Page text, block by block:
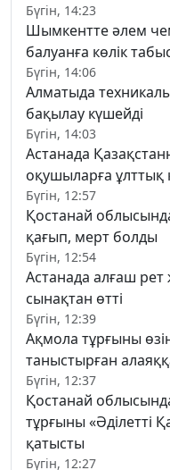
Бүгін, 14:23
Шымкентте әлем
балуанға көлік
Бүгін, 14:06
Алматыда
бақылау күшейді
Бүгін, 14:03
Астанада
оқушыларға ұлттық
Бүгін, 12:57
Қостанай
қағып, мерт болды
Бүгін, 12:54
Астанада алғаш рет
сынақтан өтті
Бүгін, 12:39
Ақмола тұрғыны
таныстырған
Бүгін, 12:37
Қостанай
тұрғыны «Әділетті
қатысты
Бүгін, 12:27